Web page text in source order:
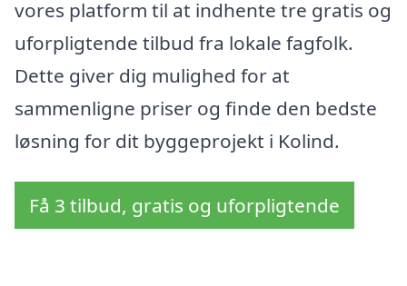
vores platform til at indhente tre gratis og
uforpligtende tilbud fra lokale fagfolk.
Dette giver dig mulighed for at
sammenligne priser og finde den bedste
løsning for dit byggeprojekt i Kolind.
Få 3 tilbud, gratis og uforpligtende